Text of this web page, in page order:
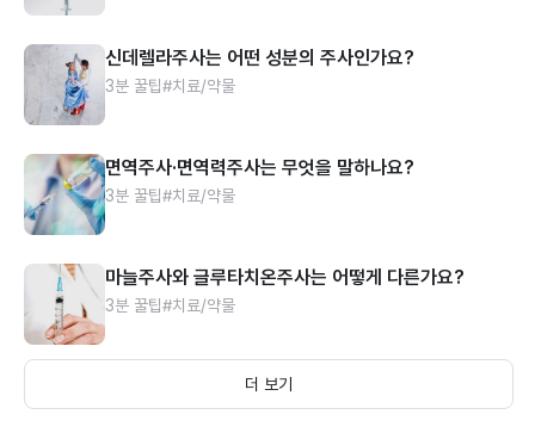
신데렐라주사는 어떤 성분의 주사인가요?
3분 꿀팁#치료/약물
면역주사·면역력주사는 무엇을 말하나요?
3분 꿀팁#치료/약물
마늘주사와 글루타치온주사는 어떻게 다른가요?
3분 꿀팁#치료/약물
더 보기